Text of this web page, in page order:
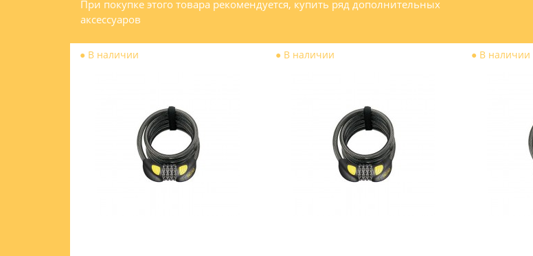
При покупке этого товара рекомендуется, купить ряд дополнительных
аксессуаров
● В наличии ● В наличии ● В наличии